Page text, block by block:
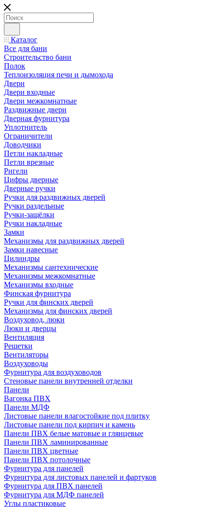
Каталог
Все для бани
Строительство бани
Полок
Теплоизоляция печи и дымохода
Двери
Двери входные
Двери межкомнатные
Раздвижные двери
Дверная фурнитура
Уплотнитель
Ограничители
Доводчики
Петли накладные
Петли врезные
Ригели
Цифры дверные
Дверные ручки
Ручки для раздвижных дверей
Ручки раздельные
Ручки-защёлки
Ручки накладные
Замки
Механизмы для раздвижных дверей
Замки навесные
Цилиндры
Механизмы сантехнические
Механизмы межкомнатные
Механизмы входные
Финская фурнитура
Ручки для финских дверей
Механизмы для финских дверей
Воздуховод, люки
Люки и дверцы
Вентиляция
Решетки
Вентиляторы
Воздуховоды
Фурнитура для воздуховодов
Стеновые панели внутренней отделки
Панели
Вагонка ПВХ
Панели МДФ
Листовые панели влагостойкие под плитку
Листовые панели под кирпич и камень
Панели ПВХ белые матовые и глянцевые
Панели ПВХ ламинированные
Панели ПВХ цветные
Панели ПВХ потолочные
Фурнитура для панелей
Фурнитура для листовых панелей и фартуков
Фурнитура для ПВХ панелей
Фурнитура для МДФ панелей
Углы пластиковые